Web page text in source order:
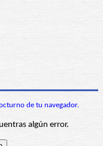
de tu navegador.
algún error.